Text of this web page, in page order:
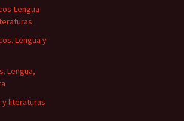
Lengua
Lengua y
Lengua,
y literaturas